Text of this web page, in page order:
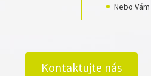
Nebo Vám
Kontaktujte nás